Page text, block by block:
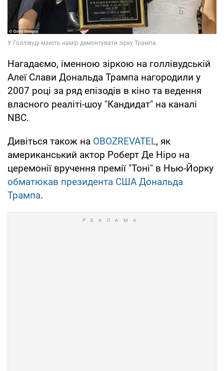
Нагадаємо, іменною зіркою на голлівудській
Алеї Слави Дональда Трампа нагородили у
2007 році за ряд епізодів в кіно та ведення
власного реаліті-шоу "Кандидат" на каналі
NBC.
Дивіться також на OBOZREVATEL, як
американський актор Роберт Де Ніро на
церемонії вручення премії "Тоні" в Нью-Йорку
обматюкав президента США Дональда
Трампа.